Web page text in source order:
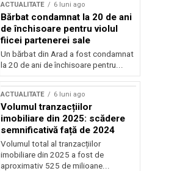
ACTUALITATE 6 luni ago
Bărbat condamnat la 20 de ani
de închisoare pentru violul
fiicei partenerei sale
Un bărbat din Arad a fost condamnat
la 20 de ani de închisoare pentru...
ACTUALITATE 6 luni ago
Volumul tranzacțiilor
imobiliare din 2025: scădere
semnificativă față de 2024
Volumul total al tranzacțiilor
imobiliare din 2025 a fost de
aproximativ 525 de milioane...